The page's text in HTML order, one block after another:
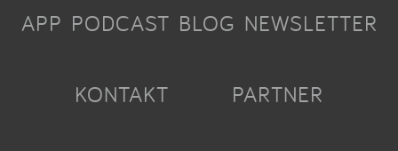
APP PODCAST BLOG NEWSLETTER
KONTAKT PARTNER